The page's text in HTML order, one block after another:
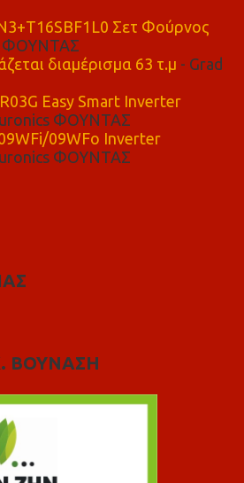
Σετ Φούρνος
ΦΟΥΝΤΑΣ
διαμέρισμα 63 τ.μ - Grad
Easy Smart Inverter
ΦΟΥΝΤΑΣ
09WFo Inverter
ΦΟΥΝΤΑΣ
ΒΟΥΝΑΣΗ